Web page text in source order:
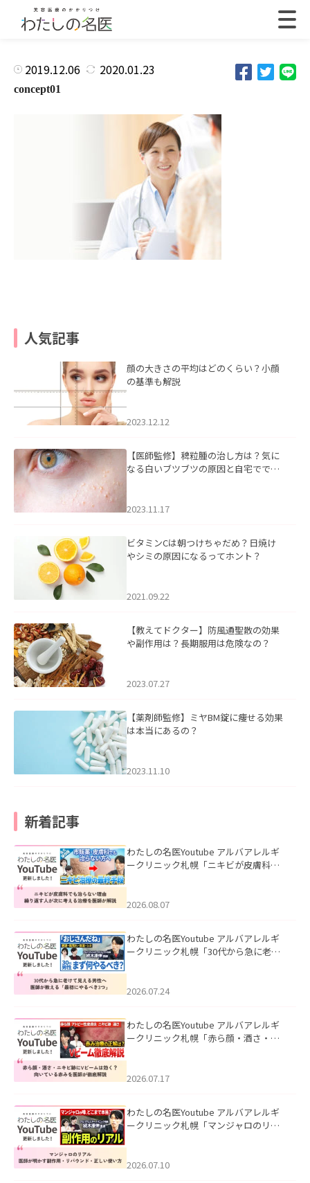
2019.12.06 2020.01.23
concept01
人気記事
顔の大きさの平均はどのくらい？小顔
の基準も解説
2023.12.12
【医師監修】稗粒腫の治し方は？気に
なる白いブツブツの原因と自宅ででき
2023.11.17
ビタミンCは朝つけちゃだめ？日焼け
やシミの原因になるってホント？
2021.09.22
【教えてドクター】防風通聖散の効果
や副作用は？長期服用は危険なの？
2023.07.27
【薬剤師監修】ミヤBM錠に痩せる効果
は本当にあるの？
2023.11.10
新着記事
わたしの名医Youtube アルバアレルギ
ークリニック札幌「ニキビが皮膚科で
ました。
2026.08.07
わたしの名医Youtube アルバアレルギ
ークリニック札幌「30代から急に老け
た。
2026.07.24
わたしの名医Youtube アルバアレルギ
ークリニック札幌「赤ら顔・酒さ・ニ
した。
2026.07.17
わたしの名医Youtube アルバアレルギ
ークリニック札幌「マンジャロのリア
た。
2026.07.10